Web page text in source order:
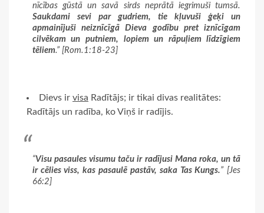
nīcības gūstā un savā sirds neprātā iegrimuši tumsā.
Saukdami sevi par gudriem, tie kļuvuši ģeķi un
apmainījuši neiznīcīgā Dieva godību pret iznīcīgam
cilvēkam un putniem, lopiem un rāpuļiem līdzīgiem
tēliem.” [Rom.1:18-23]
Dievs ir visa Radītājs; ir tikai divas realitātes:
Radītājs un radība, ko Viņš ir radījis.
“Visu pasaules visumu taču ir radījusi Mana roka, un tā
ir cēlies viss, kas pasaulē pastāv, saka Tas Kungs.” [Jes
66:2]